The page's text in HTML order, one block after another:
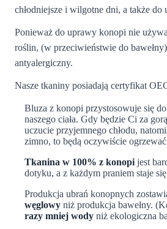
chłodniejsze i wilgotne dni, a także do
Ponieważ do uprawy konopi nie
roślin, (w przeciwieństwie do
antyalergiczny.
Nasze tkaniny posiadają certyfikat
Bluza z konopi przystosowuje się
naszego ciała. Gdy będzie Ci za
uczucie przyjemnego chłodu,
zimno, to będą oczywiście ogrzewać
Tkanina w 100% z konopi jest
dotyku, a z każdym praniem staje
Produkcja ubrań konopnych
węglowy niż produkcja bawełny.
razy mniej wody niż ekologiczna